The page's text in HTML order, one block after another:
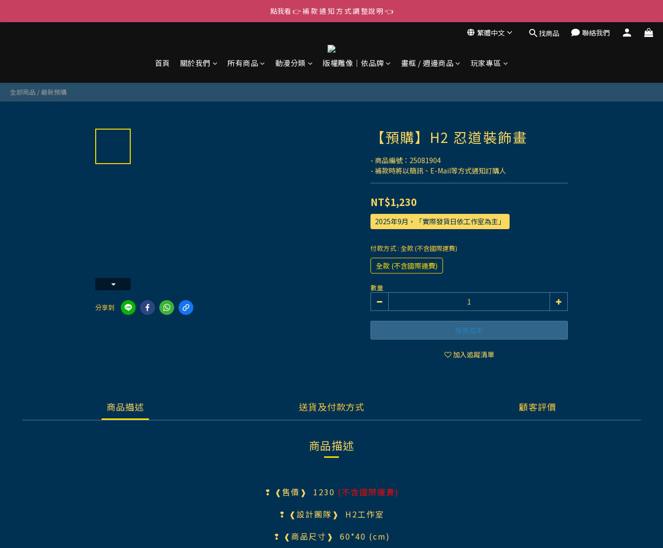
點我看 👉 補 款 通 知 方 式 調 整說 明 👈
繁體中文 找商品 聯絡我們
首頁 關於我們 所有商品 動漫分類 版權雕像｜依品牌 畫框 / 週邊商品 玩家專區
全部商品 /最新預購
分享到
【預購】H2 忍道裝飾畫
- 商品編號：25081904
- 補款時將以簡訊、E-Mail等方式通知訂購人
NT$1,230
2025年9月，「實際發貨日依工作室為主」
付款方式 : 全款 (不含國際運費)
全款 (不含國際運費)
數量
販售結束
加入追蹤清單
商品描述 送貨及付款方式 顧客評價
商品描述
❢ ❰售價❱ 1230 (不含國際運費)
❢ ❰設計團隊❱ H2工作室
❢ ❰商品尺寸❱ 60*40 (cm)